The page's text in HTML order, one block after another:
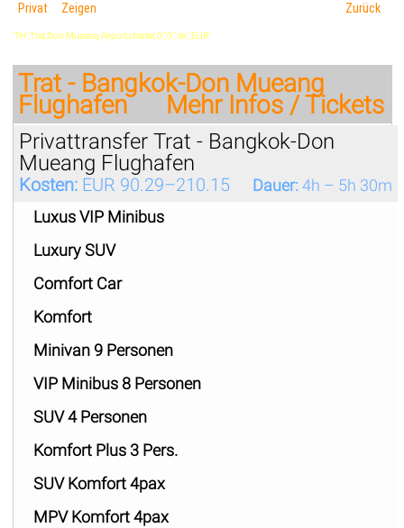
Privat Zeigen Zurück
'TH',Trat,Don Mueang Airport,charter,'0','0','de','EUR'
Trat - Bangkok-Don Mueang
Flughafen Mehr Infos / Tickets
Privattransfer Trat - Bangkok-Don
Mueang Flughafen
Kosten:EUR 90.29–210.15 Dauer:4h – 5h 30m
Luxus VIP Minibus
Luxury SUV
Comfort Car
Komfort
Minivan 9 Personen
VIP Minibus 8 Personen
SUV 4 Personen
Komfort Plus 3 Pers.
SUV Komfort 4pax
MPV Komfort 4pax